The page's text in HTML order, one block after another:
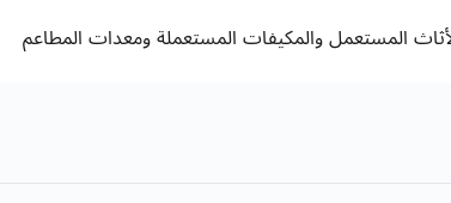
المستعمل والمكيفات المستعملة ومعدات المطاعم